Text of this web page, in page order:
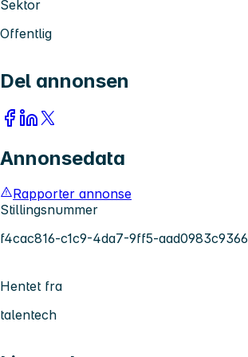
Sektor
Offentlig
Del annonsen
Annonsedata
Rapporter annonse
Stillingsnummer
f4cac816-c1c9-4da7-9ff5-aad0983c9366
Hentet fra
talentech